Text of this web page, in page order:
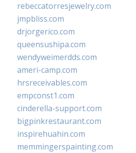
rebeccatorresjewelry.com
jmpbliss.com
drjorgerico.com
queensushipa.com
wendyweimerdds.com
ameri-camp.com
hrsreceivables.com
empconst1.com
cinderella-support.com
bigpinkrestaurant.com
inspirehuahin.com
memmingerspainting.com